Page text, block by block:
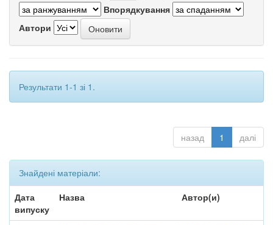
Впорядкування
Автори
Результати 1-1 зі 1.
назад 1 далі
Знайдені матеріали:
Дата
випуску
Назва Автор(и)